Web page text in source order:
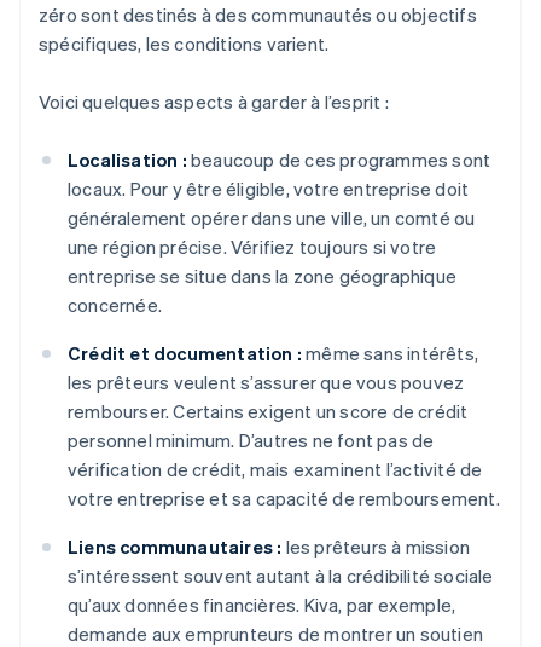
zéro sont destinés à des communautés ou objectifs
spécifiques, les conditions varient.
Voici quelques aspects à garder à l’esprit :
Localisation : beaucoup de ces programmes sont
locaux. Pour y être éligible, votre entreprise doit
généralement opérer dans une ville, un comté ou
une région précise. Vérifiez toujours si votre
entreprise se situe dans la zone géographique
concernée.
Crédit et documentation : même sans intérêts,
les prêteurs veulent s’assurer que vous pouvez
rembourser. Certains exigent un score de crédit
personnel minimum. D’autres ne font pas de
vérification de crédit, mais examinent l’activité de
votre entreprise et sa capacité de remboursement.
Liens communautaires : les prêteurs à mission
s’intéressent souvent autant à la crédibilité sociale
qu’aux données financières. Kiva, par exemple,
demande aux emprunteurs de montrer un soutien